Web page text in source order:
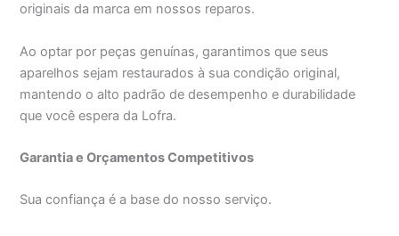
originais da marca em nossos reparos.
Ao optar por peças genuínas, garantimos que seus
aparelhos sejam restaurados à sua condição original,
mantendo o alto padrão de desempenho e durabilidade
que você espera da Lofra.
Garantia e Orçamentos Competitivos
Sua confiança é a base do nosso serviço.